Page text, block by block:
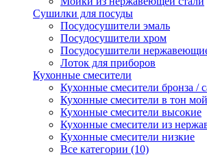
Сушилки для посуды
Посудосушители эмаль
Посудосушители хром
Посудосушители
Лоток для приборов
Кухонные смесители
Кухонные смесители бронза /
Кухонные смесители в тон
Кухонные смесители высокие
Кухонные смесители из
Кухонные смесители низкие
Все категории (10)